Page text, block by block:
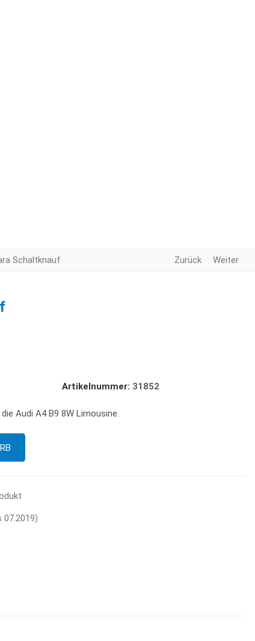
Schaltknauf Zurück Weiter
Artikelnummer: 31852
Audi A4 B9 8W Limousine.
07.2019)